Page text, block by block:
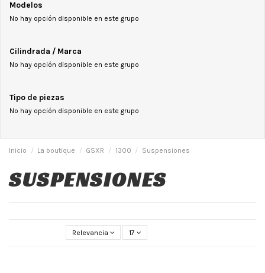
Modelos
No hay opción disponible en este grupo
Cilindrada / Marca
No hay opción disponible en este grupo
Tipo de piezas
No hay opción disponible en este grupo
Inicio La boutique GSXR 1300 Suspensiones
SUSPENSIONES
Relevancia 17